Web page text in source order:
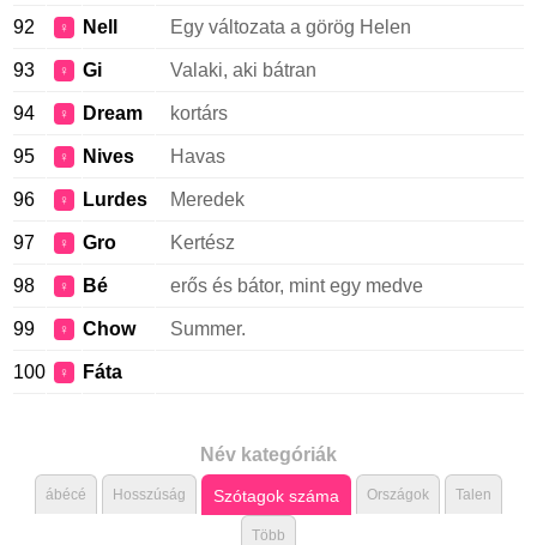
92 ♀ Nell Egy változata a görög Helen
93 ♀ Gi Valaki, aki bátran
94 ♀ Dream kortárs
95 ♀ Nives Havas
96 ♀ Lurdes Meredek
97 ♀ Gro Kertész
98 ♀ Bé erős és bátor, mint egy medve
99 ♀ Chow Summer.
100 ♀ Fáta
Név kategóriák
ábécé Hosszúság Szótagok száma Országok Talen
Több